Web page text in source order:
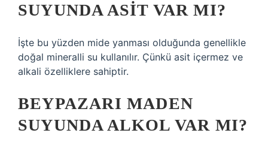
SUYUNDA ASIT VAR MI?
İşte bu yüzden mide yanması olduğunda genellikle
doğal mineralli su kullanılır. Çünkü asit içermez ve
alkali özelliklere sahiptir.
BEYPAZARI MADEN
SUYUNDA ALKOL VAR MI?